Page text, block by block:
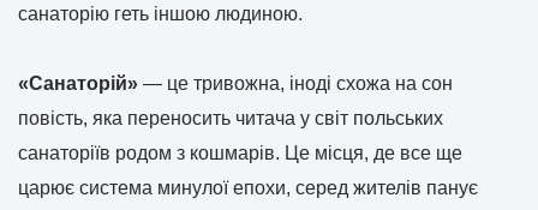
санаторію геть іншою людиною.
«Санаторій» — це тривожна, іноді схожа на сон
повість, яка переносить читача у світ польських
санаторіїв родом з кошмарів. Це місця, де все ще
царює система минулої епохи, серед жителів панує